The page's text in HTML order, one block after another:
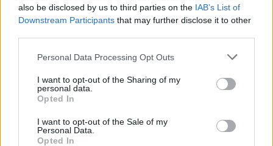
also be disclosed by us to third parties on the IAB’s List of
Downstream Participants that may further disclose it to other
Please note that this website/app uses one or more Google
not limited to your visit or usage behaviour. You may click to
grant or deny consent to Google and its third-party tags to
use your data for below specified purposes in below Google
consent section.
Personal Data Processing Opt Outs
I want to opt-out of the Sharing of my
personal data.
Opted In
I want to opt-out of the Sale of my
Personal Data.
Opted In